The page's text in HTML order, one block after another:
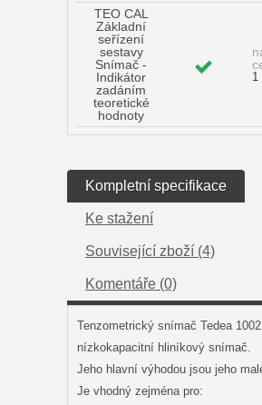
TEO CAL
Základní
seřízení
sestavy
Snímač -
Indikátor
zadáním
teoretické
hodnoty
1
Kompletní specifikace
Ke stažení
Související zboží (4)
Komentáře (0)
Tenzometrický snímač Tedea
nízkokapacitní hliníkový snímač.
Jeho hlavní výhodou jsou jeho
Je vhodný zejména pro: